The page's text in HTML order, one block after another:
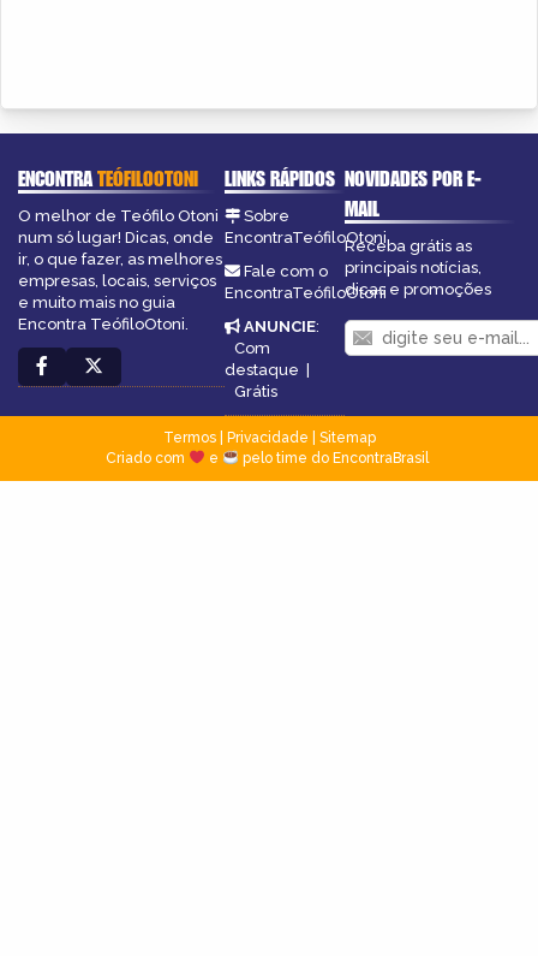
ENCONTRATEÓFILOOTONI
O melhor de Teófilo Otoni
num só lugar! Dicas, onde
ir, o que fazer, as melhores
empresas, locais, serviços
e muito mais no guia
Encontra TeófiloOtoni.
LINKS RÁPIDOS
Sobre
EncontraTeófiloOtoni
Fale com o
EncontraTeófiloOtoni
ANUNCIE:
Com
destaque |
Grátis
NOVIDADES POR E-
MAIL
Receba grátis as
principais notícias,
dicas e promoções
Termos| Privacidade
Sitemap
Criado com
e pelo time do EncontraBrasil